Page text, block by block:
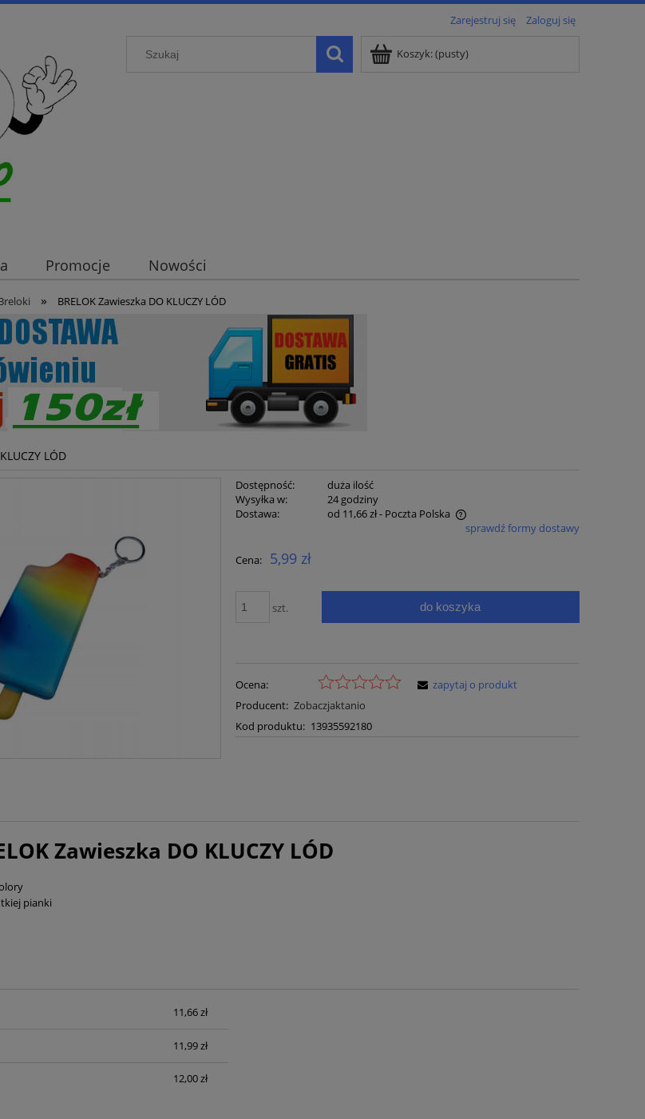
Zarejestruj się Zaloguj się
Koszyk:(pusty)
Promocje Nowości
» BRELOK Zawieszka DO KLUCZY LÓD
LÓD
Dostępność:
duża ilość
Wysyłka w:
24 godziny
Dostawa:
od 11,66 zł- Poczta Polska
płatności
sprawdź formy dostawy
Cena: 5,99 zł
szt. do koszyka
Ocena:
Producent: Zobaczjaktanio
Kod produktu: 13935592180
zapytaj o produkt
Zawieszka DO KLUCZY LÓD
pianki
nie zawiera ewentualnych kosztów
11,66 zł
11,99 zł
12,00 zł